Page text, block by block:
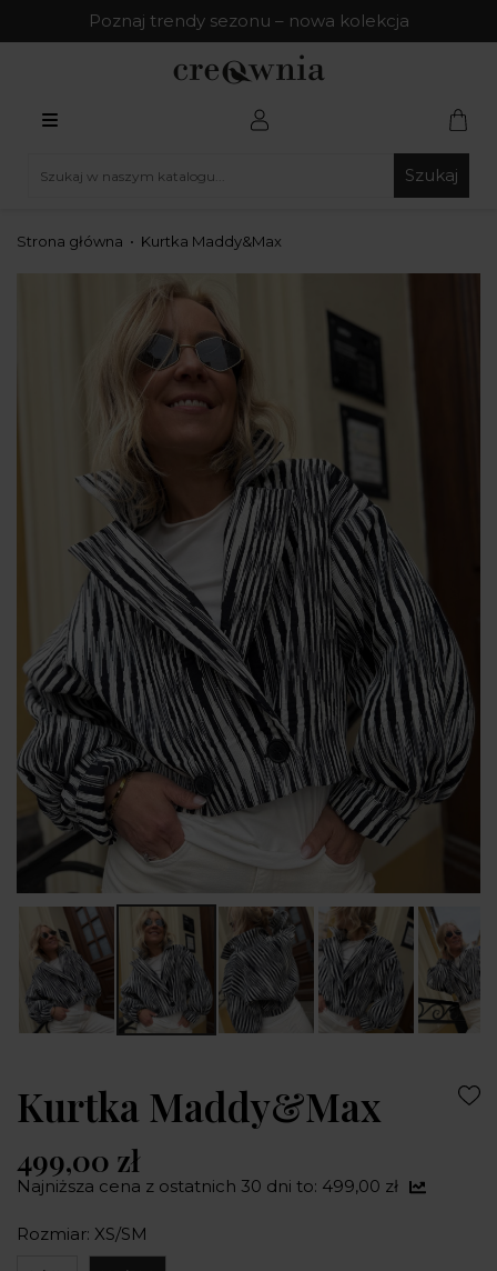
Poznaj trendy sezonu – nowa kolekcja
Szukaj
Strona główna Kurtka Maddy&Max
Kurtka Maddy&Max
499,00 zł
Najniższa cena z ostatnich 30 dni to: 499,00 zł
Rozmiar: XS/SM